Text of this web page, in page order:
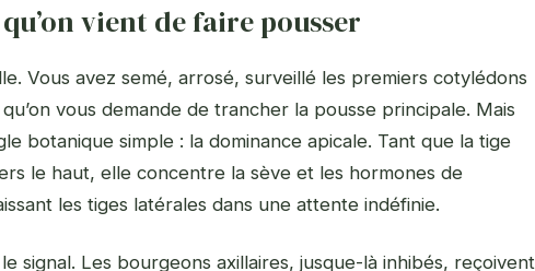
vient de faire pousser
Vous avez semé, arrosé, surveillé les premiers cotylédons
vous demande de trancher la pousse principale. Mais
botanique simple : la dominance apicale. Tant que la tige
le haut, elle concentre la sève et les hormones de
les tiges latérales dans une attente indéfinie.
signal. Les bourgeons axillaires, jusque-là inhibés, reçoivent